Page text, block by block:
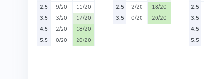
2.5
9/20
11/20
3.5
3/20
17/20
4.5
2/20
18/20
5.5
0/20 20/20
2.5
2/20
18/20
3.5
0/20 20/20
2.5
3.5
4.5
5.5